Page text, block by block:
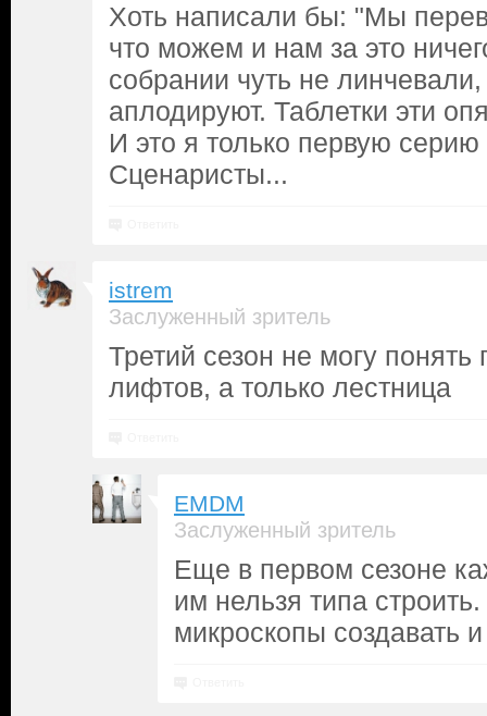
Хоть написали бы: "Мы
что можем и нам за это
собрании чуть не линчевали,
аплодируют. Таблетки эти
И это я только первую
Сценаристы...
istrem
Заслуженный зритель
Третий сезон не могу понять
лифтов, а только лестница
EMDM
Заслуженный зритель
Еще в первом сезоне
им нельзя типа
микроскопы создавать и